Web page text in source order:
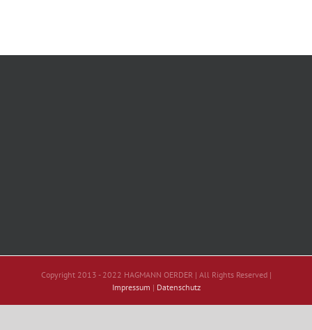
Copyright 2013 - 2022 HAGMANN OERDER | All Rights Reserved |
Impressum | Datenschutz